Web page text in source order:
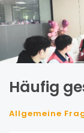
Häufig
Allgemeine